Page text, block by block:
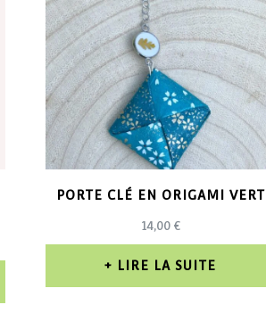
PORTE CLÉ EN ORIGAMI VERT
14,00 €
LIRE LA SUITE